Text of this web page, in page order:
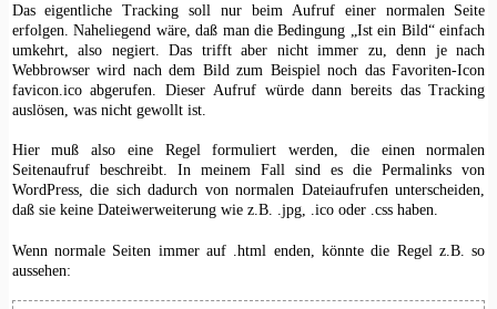
Das eigentliche Tracking soll nur beim Aufruf einer normalen Seite
erfolgen. Naheliegend wäre, daß man die Bedingung „Ist ein Bild“ einfach
umkehrt, also negiert. Das trifft aber nicht immer zu, denn je nach
Webbrowser wird nach dem Bild zum Beispiel noch das Favoriten-Icon
favicon.ico abgerufen. Dieser Aufruf würde dann bereits das Tracking
auslösen, was nicht gewollt ist.
Hier muß also eine Regel formuliert werden, die einen normalen
Seitenaufruf beschreibt. In meinem Fall sind es die Permalinks von
WordPress, die sich dadurch von normalen Dateiaufrufen unterscheiden,
daß sie keine Dateiwerweiterung wie z.B. .jpg, .ico oder .css haben.
Wenn normale Seiten immer auf .html enden, könnte die Regel z.B. so
aussehen: